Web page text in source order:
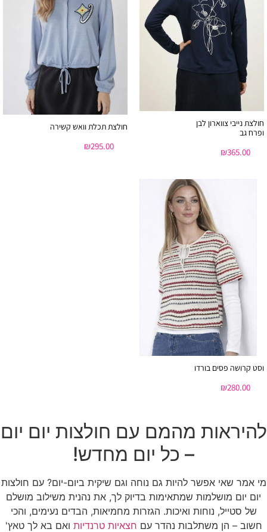
חולצת נייבי צווארון לבן
ופרח גב
₪365.00
חולצת תכלת וואש קשירה
₪295.00
וסט קרושה פסים בורדו
₪280.00
להיראות מהמם עם חולצות יום יום
– כל יום מחדש!
מי אמר שאי אפשר להיות גם נוחה וגם שיקית ביום-יום? עם חולצות
יום יום מושלמות שמתאימות בדיוק לך, את נהנית משילוב מושלם
של סטייל, נוחות ואיכות. הגזרות מחמיאות, הבדים נעימים, והכי
חשוב – הן משתלבות נהדר עם חצאיות טרנדיות ואם בא לך טאץ'